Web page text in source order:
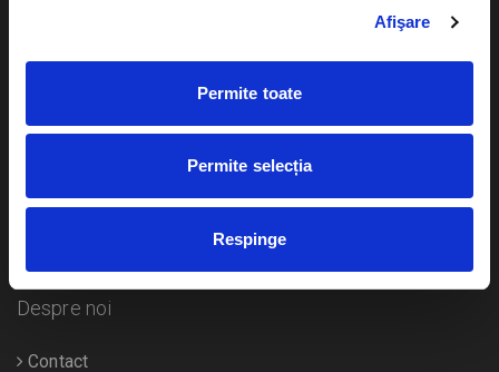
Afişare
Permite toate
Permite selecția
Respinge
Plata online sau cash
Livrare prin curier
Duplicare bilete
Diverse
Despre noi
Contact